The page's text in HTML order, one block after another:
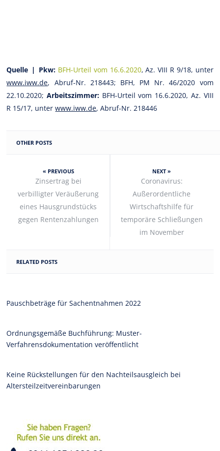
Quelle | Pkw: BFH-Urteil vom 16.6.2020, Az. VIII R 9/18, unter
www.iww.de, Abruf-Nr. 218443; BFH, PM Nr. 46/2020 vom
22.10.2020; Arbeitszimmer: BFH-Urteil vom 16.6.2020, Az. VIII
R 15/17, unterwww.iww.de, Abruf-Nr. 218446
OTHER POSTS
« PREVIOUS
Zinsertrag bei
verbilligter Veräußerung
eines Hausgrundstücks
gegen Rentenzahlungen
NEXT »
Coronavirus:
Außerordentliche
Wirtschaftshilfe für
temporäre Schließungen
im November
RELATED POSTS
Pauschbeträge für Sachentnahmen 2022
Ordnungsgemäße Buchführung: Muster-
Verfahrensdokumentation veröffentlicht
Keine Rückstellungen für den Nachteilsausgleich bei
Altersteilzeitvereinbarungen